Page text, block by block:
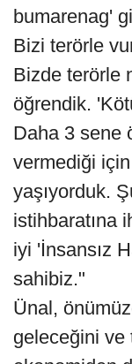
bumarenag'
Bizi terörle
Bizde terörle
öğrendik.
Daha 3 sene
vermediği
yaşıyorduk.
istihbaratına
iyi 'İnsansız
sahibiz."
Ünal,
geleceğini ve